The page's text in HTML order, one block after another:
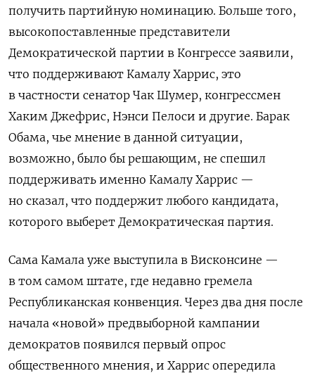
получить партийную номинацию. Больше того,
высокопоставленные представители
Демократической партии в Конгрессе заявили,
что поддерживают Камалу Харрис, это
в частности сенатор Чак Шумер, конгрессмен
Хаким Джефрис, Нэнси Пелоси и другие. Барак
Обама, чье мнение в данной ситуации,
возможно, было бы решающим, не спешил
поддерживать именно Камалу Харрис —
но сказал, что поддержит любого кандидата,
которого выберет Демократическая партия.
Сама Камала уже выступила в Висконсине —
в том самом штате, где недавно гремела
Республиканская конвенция. Через два дня после
начала «новой» предвыборной кампании
демократов появился первый опрос
общественного мнения, и Харрис опередила